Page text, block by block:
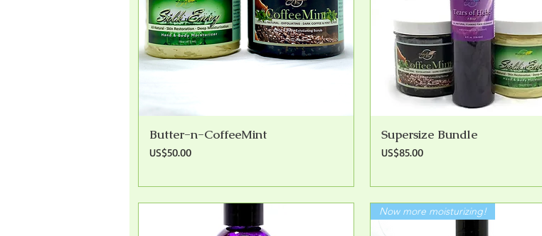
快速瀏覽
Butter-n-CoffeeMint
價格
US$50.00
快速瀏覽
Supersize Bundle
價格
US$85.00
Now more moisturizing!